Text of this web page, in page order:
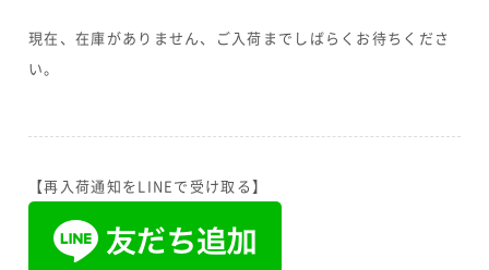
現在、在庫がありません、ご入荷までしばらくお待ちくださ
い。
【再入荷通知をLINEで受け取る】